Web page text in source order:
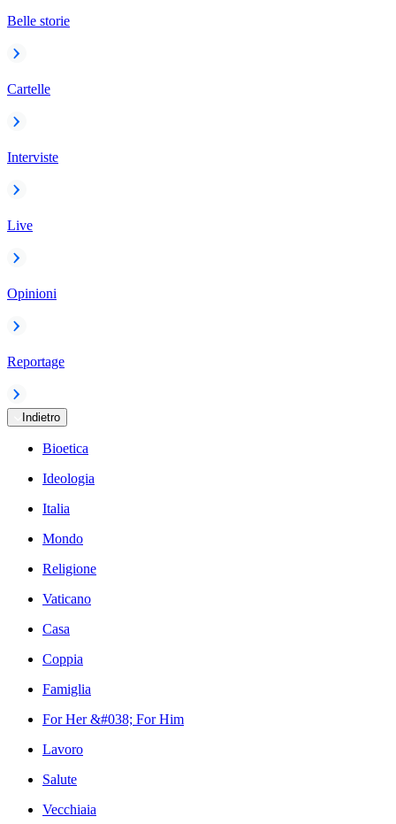
Belle storie
Cartelle
Interviste
Live
Opinioni
Reportage
Indietro
Bioetica
Ideologia
Italia
Mondo
Religione
Vaticano
Casa
Coppia
Famiglia
For Her &#038; For Him
Lavoro
Salute
Vecchiaia